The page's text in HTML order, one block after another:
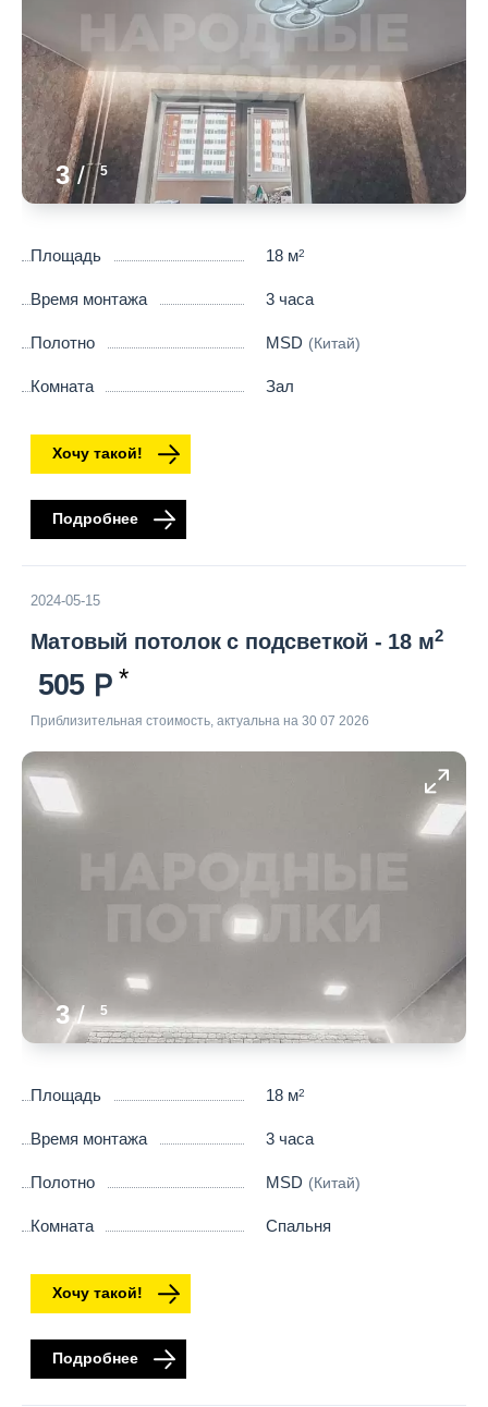
3/ 5
Площадь 18 м2
Время монтажа 3 часа
Полотно MSD (Китай)
Комната Зал
Хочу такой!
Подробнее
2024-05-15
Матовый потолок с подсветкой - 18 м2
505
Приблизительная стоимость, актуальна на 30 07 2026
3/ 5
Площадь 18 м2
Время монтажа 3 часа
Полотно MSD (Китай)
Комната Спальня
Хочу такой!
Подробнее